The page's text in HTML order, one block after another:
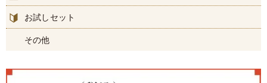
お試しセット
その他